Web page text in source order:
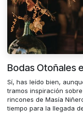
Bodas Otoñales
Sí, has leído bien,
tramos inspiración
rincones de Masía
tiempo para la llegada